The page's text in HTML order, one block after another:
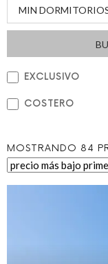
EXCLUSIVO
COSTERO
MOSTRANDO 84